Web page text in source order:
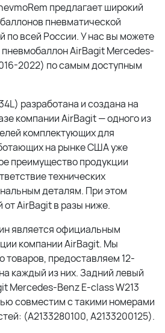
предлагает широкий
пневматической
по всей России. У нас вы можете
пневмобаллон AirBagit Mercedes-
2022) по самым доступным
) разработана и создана на
компании AirBagit — одного из
комплектующих для
на рынке США уже
преимущество продукции
технических
деталям. При этом
от AirBagit в разы ниже.
является официальным
компании AirBagit. Мы
товаров, предоставляем 12-
каждый из них. Задний левый
Mercedes-Benz E-class W213
совместим с такими номерами
(A2133280100, A2133200125).